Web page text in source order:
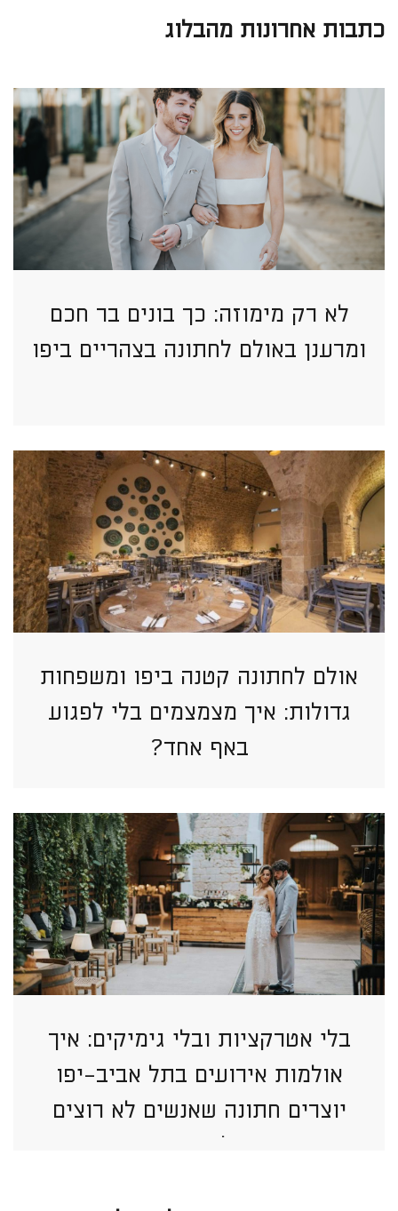
כתבות אחרונות מהבלוג
לא רק מימוזה: כך בונים בר חכם
ומרענן באולם לחתונה בצהריים ביפו
אולם לחתונה קטנה ביפו ומשפחות
גדולות: איך מצמצמים בלי לפגוע
באף אחד?
בלי אטרקציות ובלי גימיקים: איך
אולמות אירועים בתל אביב-יפו
יוצרים חתונה שאנשים לא רוצים